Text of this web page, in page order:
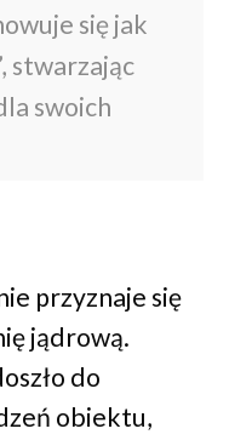
się jak
stwarzając
swoich
przyznaje się
jądrową.
do
obiektu,